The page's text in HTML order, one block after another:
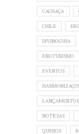
CACHAÇA
CHILE
DIVINOGUIA
ENOTURISMO
EVENTOS
LANÇAMENTOS
NOTÍCIAS
QUEIJOS